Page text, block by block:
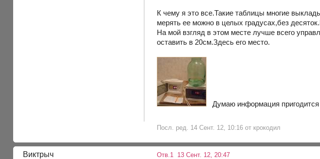
К чему я это все.Такие таблицы многие
мерять ее можно в целых градусах,без
На мой взгляд в этом месте лучше всего
оставить в 20см.Здесь его место.
Думаю информация пригодится
Посл. ред. 14 Сент. 12, 10:16 от крокодил
Виктрыч Отв.1 13 Сент. 12, 20:47